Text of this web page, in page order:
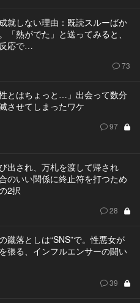
就しない理由：既読スルーばか
「熱がでた」と送ってみると、
応で…
73
性とはちょっと…」出会って数分
させてしまったワケ
97
出され、万札を渡して帰され
のいい関係に終止符を打つため
2択
28
蹴落としは“SNS”で。性悪女が
張る、インフルエンサーの闘い
39